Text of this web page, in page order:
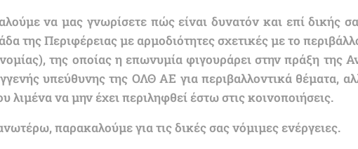
να μας γνωρίσετε πώς είναι δυνατόν και επί δικής
της Περιφέρειας με αρμοδιότητες σχετικές με το
της οποίας η επωνυμία φιγουράρει στην πράξη της
υπεύθυνης της ΟΛΘ ΑΕ για περιβαλλοντικά θέματα,
λιμένα να μην έχει περιληφθεί έστω στις κοινοποιήσεις.
παρακαλούμε για τις δικές σας νόμιμες ενέργειες.